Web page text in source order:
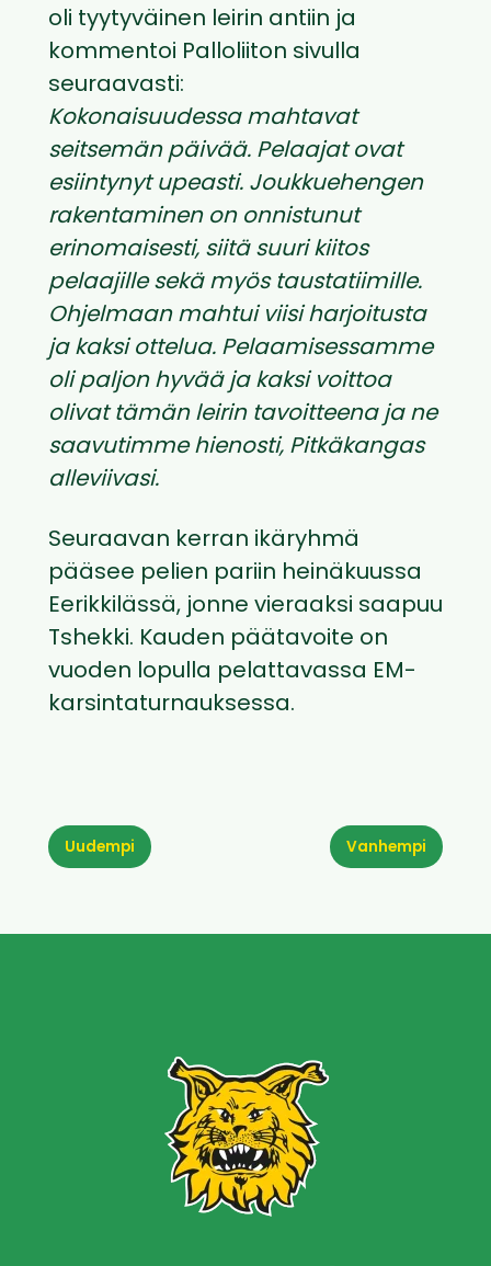
oli tyytyväinen leirin antiin ja
kommentoi Palloliiton sivulla
seuraavasti:
Kokonaisuudessa mahtavat
seitsemän päivää. Pelaajat ovat
esiintynyt upeasti. Joukkuehengen
rakentaminen on onnistunut
erinomaisesti, siitä suuri kiitos
pelaajille sekä myös taustatiimille.
Ohjelmaan mahtui viisi harjoitusta
ja kaksi ottelua. Pelaamisessamme
oli paljon hyvää ja kaksi voittoa
olivat tämän leirin tavoitteena ja ne
saavutimme hienosti, Pitkäkangas
alleviivasi.
Seuraavan kerran ikäryhmä
pääsee pelien pariin heinäkuussa
Eerikkilässä, jonne vieraaksi saapuu
Tshekki. Kauden päätavoite on
vuoden lopulla pelattavassa EM-
karsintaturnauksessa.
Vanhempi
Uudempi